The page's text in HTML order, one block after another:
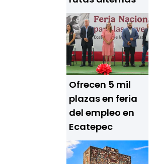
Ofrecen 5 mil
plazas en feria
del empleo en
Ecatepec